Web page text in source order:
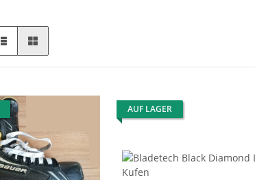
AUF LAGER